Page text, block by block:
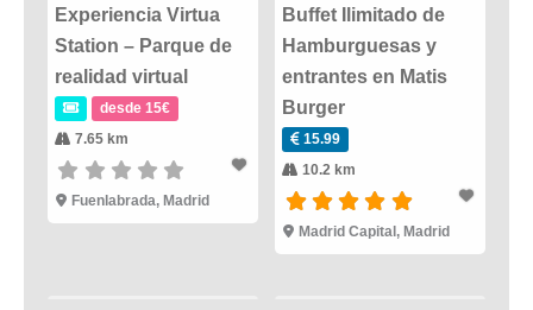
Experiencia Virtua
Station – Parque de
realidad virtual
desde 15€
7.65 km
Fuenlabrada, Madrid
Buffet Ilimitado de
Hamburguesas y
entrantes en Matis
Burger
15.99
10.2 km
Madrid Capital , Madrid